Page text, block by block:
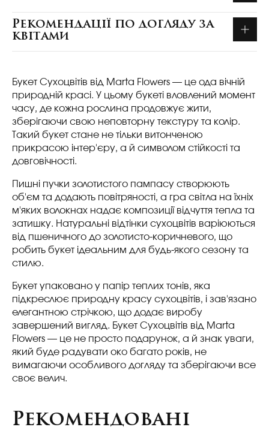
Рекомендації по догляду за
квітами
Букет Сухоцвітів від Marta Flowers — це ода вічній
природній красі. У цьому букеті вловлений момент
часу, де кожна рослина продовжує жити,
зберігаючи свою неповторну текстуру та колір.
Такий букет стане не тільки витонченою
прикрасою інтер'єру, а й символом стійкості та
довговічності.
Пишні пучки золотистого пампасу створюють
об'єм та додають повітряності, а гра світла на їхніх
м'яких волокнах надає композиції відчуття тепла та
затишку. Натуральні відтінки сухоцвітів варіюються
від пшеничного до золотисто-коричневого, що
робить букет ідеальним для будь-якого сезону та
стилю.
Букет упаковано у папір теплих тонів, яка
підкреслює природну красу сухоцвітів, і зав'язано
елегантною стрічкою, що додає виробу
завершений вигляд. Букет Сухоцвітів від Marta
Flowers — це не просто подарунок, а й знак уваги,
який буде радувати око багато років, не
вимагаючи особливого догляду та зберігаючи все
своє велич.
Рекомендовані